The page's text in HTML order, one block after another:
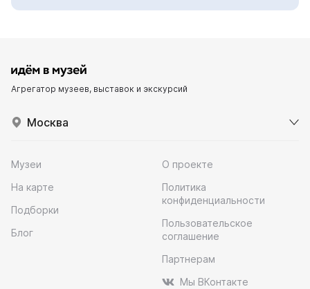
Агрегатор музеев, выставок и экскурсий
Москва
Музеи
На карте
Подборки
Блог
О проекте
Политика
конфиденциальности
Пользовательское
соглашение
Партнерам
Мы ВКонтакте